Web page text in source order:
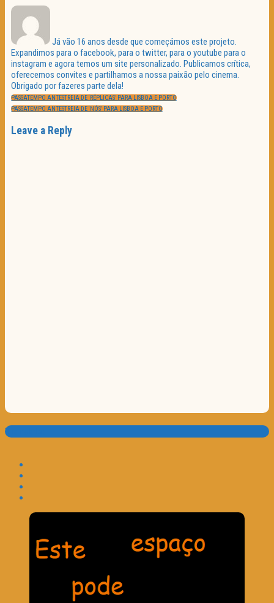
Já vão 16 anos desde que começámos este projeto.
Expandimos para o facebook, para o twitter, para o youtube para o
instagram e agora temos um site personalizado. Publicamos crítica,
oferecemos convites e partilhamos a nossa paixão pelo cinema.
Obrigado por fazeres parte dela!
Navegação
de
artigos
PREVIOUS
POST:
PASSATEMPO ANTESTREIA DE ‘RÉPLICAS’ PARA LISBOA E PORTO
NEXT
POST:
PASSATEMPO ANTESTREIA DE ‘NÓS’ PARA LISBOA E PORTO
Leave a Reply
Translate: